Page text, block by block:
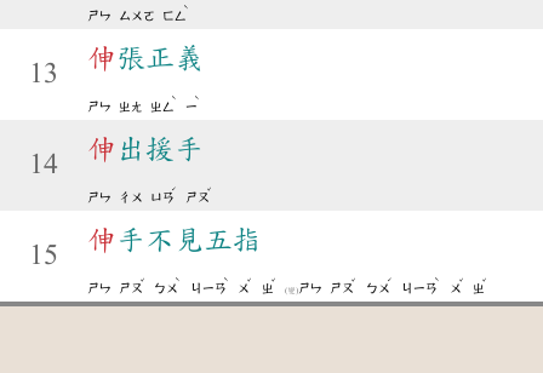
ㄕㄣ ㄙㄨㄛ ㄈㄥ
ˋ
13
伸張正義
ㄕㄣ ㄓㄤ ㄓㄥ
ˋ
ㄧ
ˋ
14
伸 出援手
ㄕㄣ ㄔㄨ ㄩㄢ
ˊ
ㄕㄡ
ˇ
15
伸 手不見五指
ㄕㄣ ㄕㄡ
ˇ
ㄅㄨ
ˋ
ㄐㄧㄢ
ˋ
ㄨ
ˇ
ㄓ
ˇ
(變)ㄕㄣ ㄕㄡ
ˇ
ㄅㄨ
ˊ
ㄐㄧㄢ
ˋ
ㄨ
ˇ
ㄓ
ˇ